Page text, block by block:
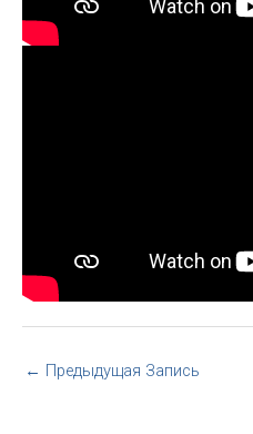
← Предыдущая Запись